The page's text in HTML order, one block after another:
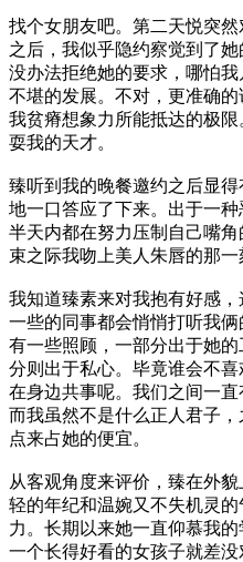
找个女朋友吧。第二天悦突
之后，我似乎隐约察觉到了
没办法拒绝她的要求，哪怕
不堪的发展。不对，更准确
我贫瘠想象力所能抵达的极
耍我的天才。
臻听到我的晚餐邀约之后显
地一口答应了下来。出于一
半天内都在努力压制自己嘴
束之际我吻上美人朱唇的那一
我知道臻素来对我抱有好感
一些的同事都会悄悄打听我
有一些照顾，一部分出于她
分则出于私心。毕竟谁会不
在身边共事呢。我们之间一
而我虽然不是什么正人君子
点来占她的便宜。
从客观角度来评价，臻在外
轻的年纪和温婉又不失机灵的
力。长期以来她一直仰慕我
一个长得好看的女孩子就差